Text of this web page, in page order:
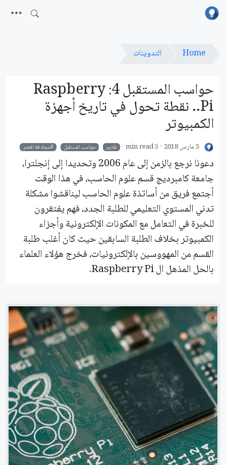
Home التدوينات
حواسب المستقبل 4: Raspberry
Pi.. نقطة تحول في تاريخ أجهزة
الكمبيوتر
5 مارس 2018 5 min read تقارير حواسب المستقبل مجلة لغة العصر
دعونا نرجع بالزمن إلى عام 2006 وتحديدا إلى إنجلترا،
جامعة كامبرديج قسم علوم الحاسب، في هذا الوقت
أجتمع فريق من أساتذة علوم الحاسب ليناقشوا مشكلة
تدني المستوي التعليمي للطلبة الجدد، فهم يفتقرون
للخبرة في التعامل مع المكونات الإلكترونية وأجزاء
الكمبيوتر بخلاف الطلبة السابقين حيث كان أغلب طلبة
القسم من المهووسين بالإلكترونيات، فخرج هؤلاء العلماء
بالحل المذهل ال Raspberry Pi.